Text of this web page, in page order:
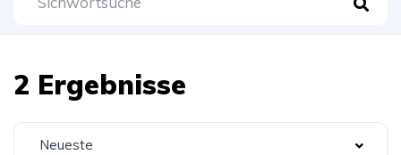
2 Ergebnisse
Neueste